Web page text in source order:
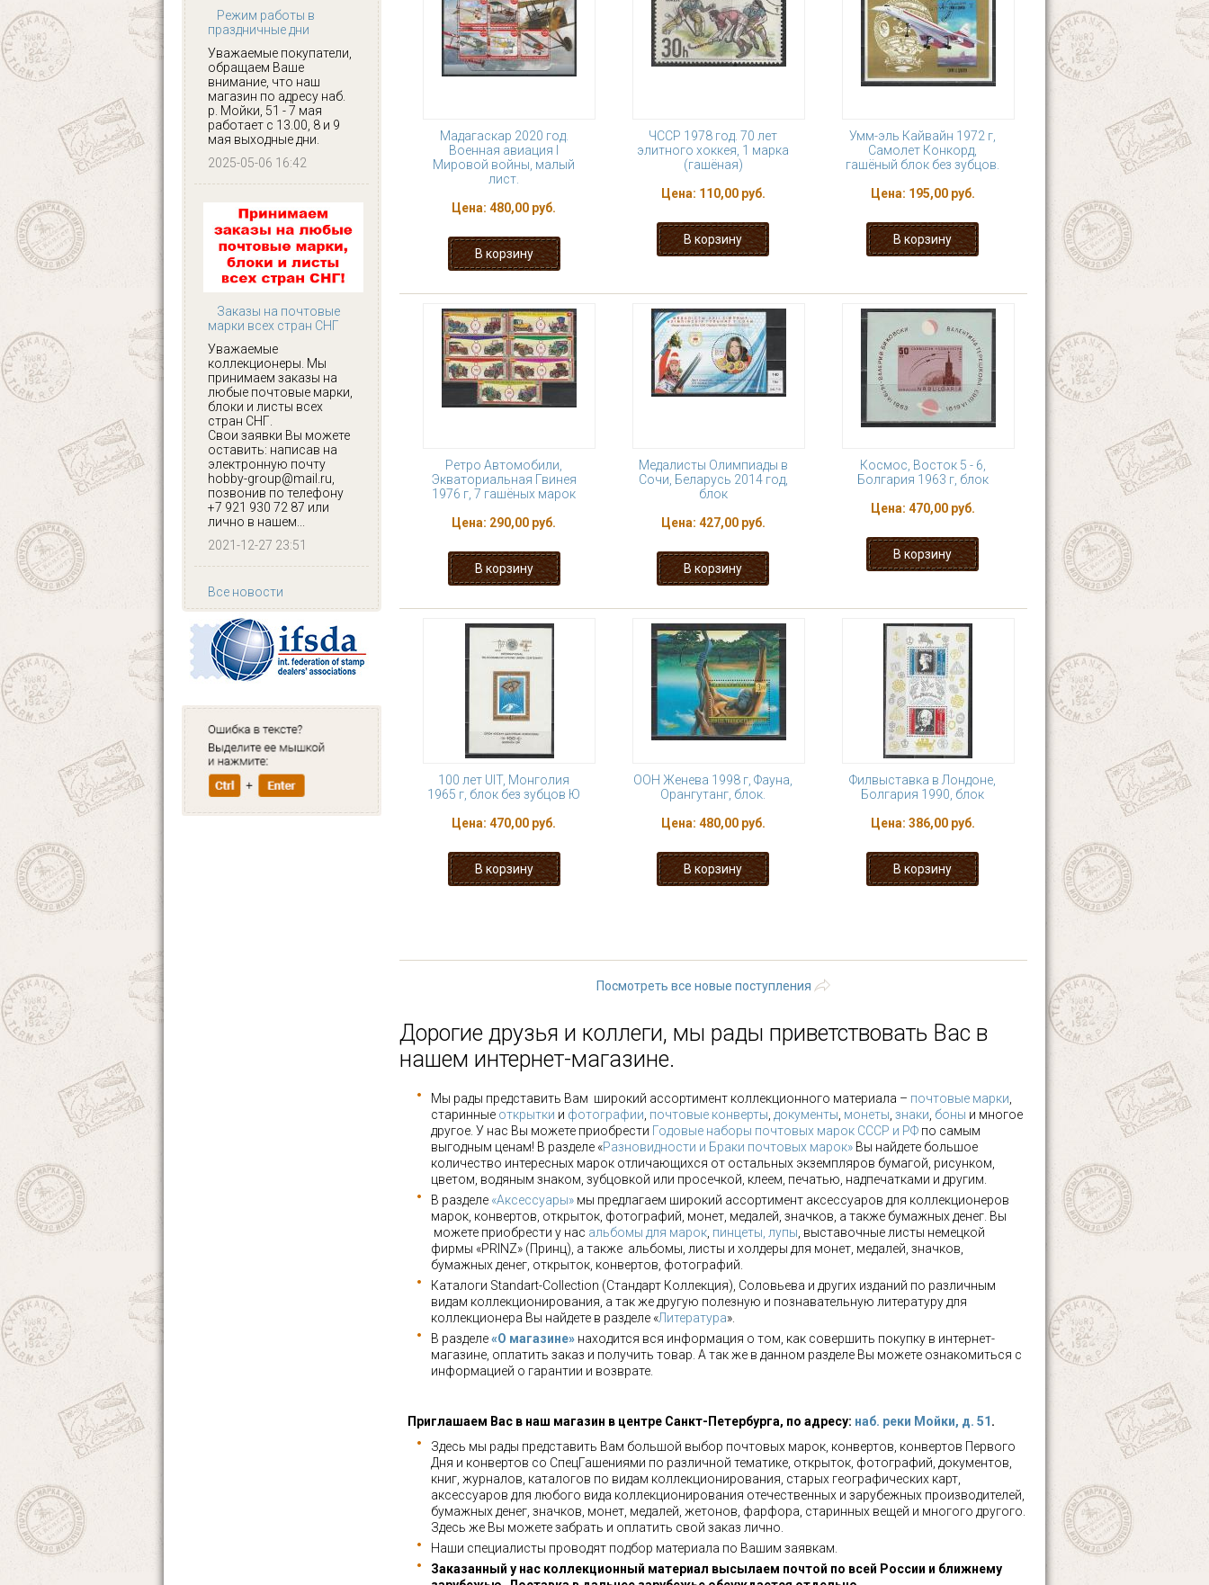
Режим работы в
праздничные дни
Уважаемые покупатели,
обращаем Ваше
внимание, что наш
магазин по адресу наб.
р. Мойки, 51 - 7 мая
работает с 13.00, 8 и 9
мая выходные дни.
2025-05-06 16:42
Заказы на почтовые
марки всех стран СНГ
Уважаемые
коллекционеры. Мы
принимаем заказы на
любые почтовые марки,
блоки и листы всех
стран СНГ.
Свои заявки Вы можете
оставить: написав на
электронную почту
hobby-group@mail.ru,
позвонив по телефону
+7 921 930 72 87 или
лично в нашем...
2021-12-27 23:51
Все новости
Мадагаскар 2020 год.
Военная авиация I
Мировой войны, малый
лист.
Цена: 480,00 руб.
ЧССР 1978 год. 70 лет
элитного хоккея, 1 марка
(гашёная)
Цена: 110,00 руб.
Умм-эль Кайвайн 1972 г,
Самолет Конкорд,
гашёный блок без зубцов.
Цена: 195,00 руб.
Ретро Автомобили,
Экваториальная Гвинея
1976 г, 7 гашёных марок
Цена: 290,00 руб.
Медалисты Олимпиады в
Сочи, Беларусь 2014 год,
блок
Цена: 427,00 руб.
Космос, Восток 5 - 6,
Болгария 1963 г, блок
Цена: 470,00 руб.
100 лет UIT, Монголия
1965 г, блок без зубцов Ю
Цена: 470,00 руб.
ООН Женева 1998 г, Фауна,
Орангутанг, блок.
Цена: 480,00 руб.
Филвыставка в Лондоне,
Болгария 1990, блок
Цена: 386,00 руб.
Посмотреть все новые поступления
Дорогие друзья и коллеги, мы рады приветствовать Вас в
нашем интернет-магазине.
Мы рады представить Вам широкий ассортимент коллекционного материала – почтовые марки
старинные открытки и фотографии почтовые конверты документы монеты знаки боны и многое
другое. У нас Вы можете приобрести Годовые наборы почтовых марок СССР и РФ по самым
выгодным ценам! В разделе «Разновидности и Браки почтовых марок» Вы найдете большое
количество интересных марок отличающихся от остальных экземпляров бумагой, рисунком,
цветом, водяным знаком, зубцовкой или просечкой, клеем, печатью, надпечатками и другим.
В разделе «Аксессуары» мы предлагаем широкий ассортимент аксессуаров для коллекционеров
марок, конвертов, открыток, фотографий, монет, медалей, значков, а также бумажных денег. Вы
можете приобрести у нас альбомы для марок пинцеты, лупы , выставочные листы немецкой
фирмы «PRINZ» (Принц), а также альбомы, листы и холдеры для монет, медалей, значков,
бумажных денег, открыток, конвертов, фотографий.
Каталоги Standart-Collection (Стандарт Коллекция), Соловьева и других изданий по различным
видам коллекционирования, а так же другую полезную и познавательную литературу для
коллекционера Вы найдете в разделе «Литература».
В разделе«О магазине» находится вся информация о том, как совершить покупку в интернет-
магазине, оплатить заказ и получить товар. А так же в данном разделе Вы можете ознакомиться с
информацией о гарантии и возврате.
Приглашаем Вас в наш магазин в центре Санкт-Петербурга, по адресу: наб. реки Мойки, д. 51 .
Здесь мы рады представить Вам большой выбор почтовых марок, конвертов, конвертов Первого
Дня и конвертов со СпецГашениями по различной тематике, открыток, фотографий, документов,
книг, журналов, каталогов по видам коллекционирования, старых географических карт,
аксессуаров для любого вида коллекционирования отечественных и зарубежных производителей,
бумажных денег, значков, монет, медалей, жетонов, фарфора, старинных вещей и многого другого.
Здесь же Вы можете забрать и оплатить свой заказ лично.
Наши специалисты проводят подбор материала по Вашим заявкам.
Заказанный у нас коллекционный материал высылаем почтой по всей России и ближнему